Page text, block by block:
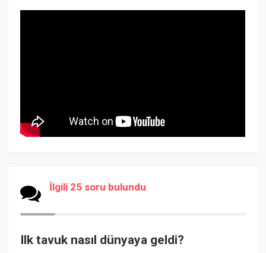
İlgili 25 soru bulundu
Ilk tavuk nasıl dünyaya geldi?